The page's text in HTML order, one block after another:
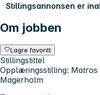
Stillingsannonsen er
Om jobben
Lagre favoritt
Stillingstittel
Opplæringsstilling:
Magerholm